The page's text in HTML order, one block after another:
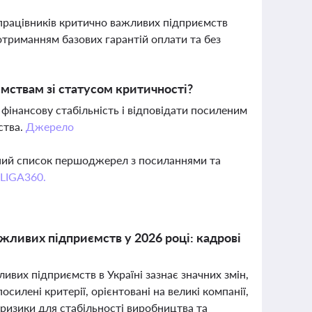
критично важливих підприємств
базових гарантій оплати та без
зі статусом критичності?
стабільність і відповідати посиленим
Джерело
список першоджерел з посиланнями та
підприємств у 2026 році: кадрові
підприємств в Україні зазнає значних змін,
критерії, орієнтовані на великі компанії,
для стабільності виробництва та